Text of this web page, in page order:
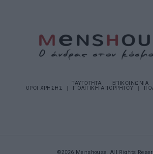
ΤΑΥΤΟΤΗΤΑ
ΕΠΙΚΟΙΝΩΝΙΑ
ΟΡΟΙ ΧΡΗΣΗΣ
ΠΟΛΙΤΙΚΗ ΑΠΟΡΡΗΤΟΥ
©2026 Menshouse. All Rights